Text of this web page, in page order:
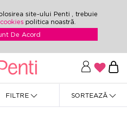
site-ului Penti , trebuie
cookies politica noastră.
De Acord
FILTRE SORTEAZĂ